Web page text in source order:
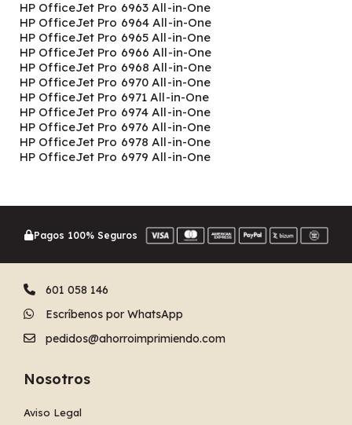
HP OfficeJet Pro 6963 All-in-One
HP OfficeJet Pro 6964 All-in-One
HP OfficeJet Pro 6965 All-in-One
HP OfficeJet Pro 6966 All-in-One
HP OfficeJet Pro 6968 All-in-One
HP OfficeJet Pro 6970 All-in-One
HP OfficeJet Pro 6971 All-in-One
HP OfficeJet Pro 6974 All-in-One
HP OfficeJet Pro 6976 All-in-One
HP OfficeJet Pro 6978 All-in-One
HP OfficeJet Pro 6979 All-in-One
Pagos 100% Seguros
601 058 146
Escríbenos por WhatsApp
pedidos@ahorroimprimiendo.com
Nosotros
Aviso Legal